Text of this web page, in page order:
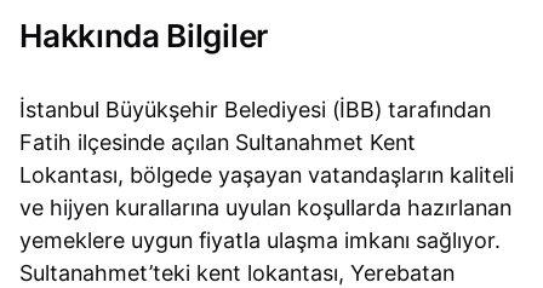
Hakkında Bilgiler
İstanbul Büyükşehir Belediyesi (İBB) tarafından
Fatih ilçesinde açılan Sultanahmet Kent
Lokantası, bölgede yaşayan vatandaşların kaliteli
ve hijyen kurallarına uyulan koşullarda hazırlanan
yemeklere uygun fiyatla ulaşma imkanı sağlıyor.
Sultanahmet’teki kent lokantası, Yerebatan